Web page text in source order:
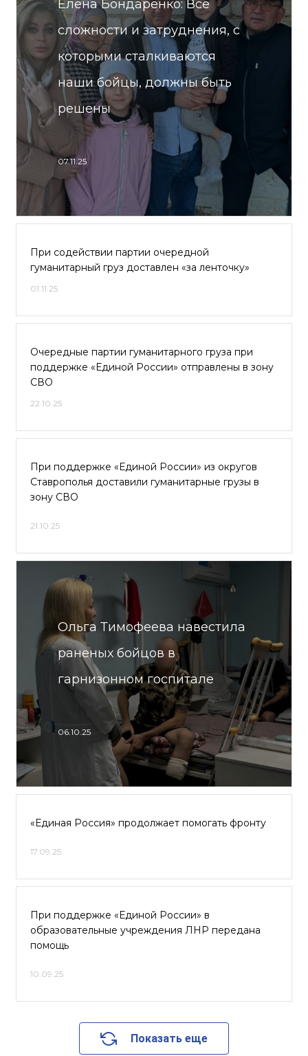
Елена Бондаренко: Все
сложности и затруднения, с
которыми сталкиваются
наши бойцы, должны быть
решены
07.11.25
При содействии партии очередной
гуманитарный груз доставлен «за ленточку»
01.11.25
Очередные партии гуманитарного груза при
поддержке «Единой России» отправлены в зону
СВО
22.10.25
При поддержке «Единой России» из округов
Ставрополья доставили гуманитарные грузы в
зону СВО
21.10.25
Ольга Тимофеева навестила
раненых бойцов в
гарнизонном госпитале
06.10.25
«Единая Россия» продолжает помогать фронту
17.09.25
При поддержке «Единой России» в
образовательные учреждения ЛНР передана
помощь
10.09.25
Показать еще